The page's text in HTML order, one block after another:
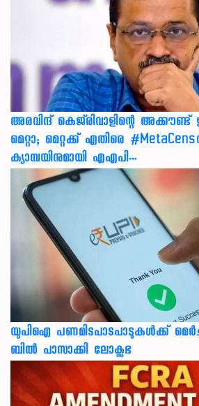
അരവിന്ദ് കെജ്‌രിവാളിന്റെ അക്കൗണ്ട്
മെറ്റാ; മെറ്റക്ക് എതിരെ
ക്യാമ്പയിനുമായി എഎപി…
യുപിഐ പണമിടപാടപാടുകൾക്ക്
ബിൽ പാസാക്കി ലോക്സഭ